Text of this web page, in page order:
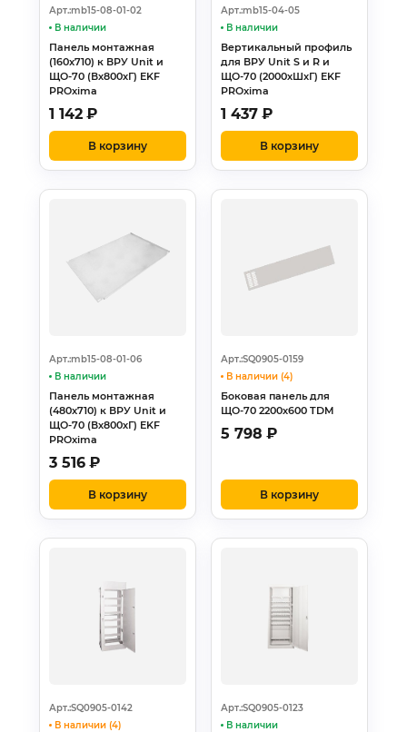
Арт.:mb15-08-01-02
В наличии
Панель монтажная
(160x710) к ВРУ Unit и
ЩО-70 (Вх800хГ) EKF
PROxima
1 142 ₽
В корзину
Арт.:mb15-04-05
В наличии
Вертикальный профиль
для ВРУ Unit S и R и
ЩО-70 (2000хШхГ) EKF
PROxima
1 437 ₽
В корзину
Арт.:mb15-08-01-06
В наличии
Панель монтажная
(480x710) к ВРУ Unit и
ЩО-70 (Вх800хГ) EKF
PROxima
3 516 ₽
В корзину
Арт.:SQ0905-0159
В наличии (4)
Боковая панель для
ЩО-70 2200х600 TDM
5 798 ₽
В корзину
Арт.:SQ0905-0142
В наличии (4)
Арт.:SQ0905-0123
В наличии